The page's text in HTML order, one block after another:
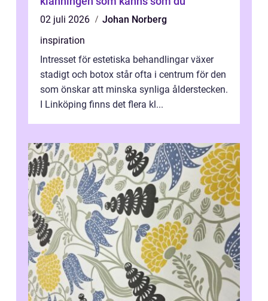
02 juli 2026
Johan Norberg
inspiration
Intresset för estetiska behandlingar växer
stadigt och botox står ofta i centrum för den
som önskar att minska synliga ålderstecken.
I Linköping finns det flera kl...